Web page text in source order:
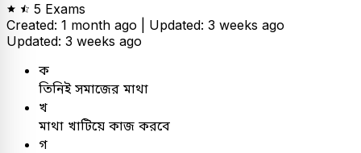
5 Exams
Created: 1 month ago | Updated: 3 weeks ago
Updated: 3 weeks ago
ক
তিনিই সমাজের মাথা
খ
মাথা খাটিয়ে কাজ করবে
গ